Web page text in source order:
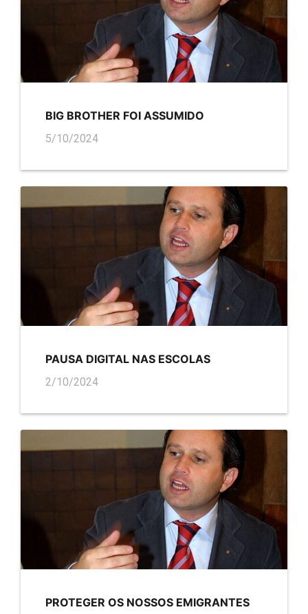
BIG BROTHER FOI ASSUMIDO
5/10/2024
PAUSA DIGITAL NAS ESCOLAS
2/10/2024
PROTEGER OS NOSSOS EMIGRANTES